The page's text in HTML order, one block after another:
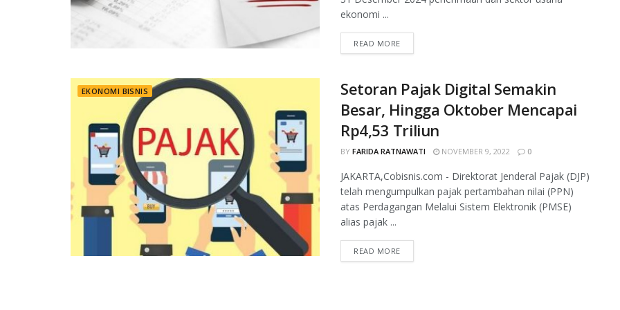
ekonomi ...
READ MORE
EKONOMI BISNIS
Setoran Pajak Digital Semakin
Besar, Hingga Oktober Mencapai
Rp4,53 Triliun
BY FARIDA RATNAWATI NOVEMBER 9, 2022 0
JAKARTA,Cobisnis.com - Direktorat Jenderal Pajak (DJP)
telah mengumpulkan pajak pertambahan nilai (PPN)
atas Perdagangan Melalui Sistem Elektronik (PMSE)
alias pajak ...
READ MORE